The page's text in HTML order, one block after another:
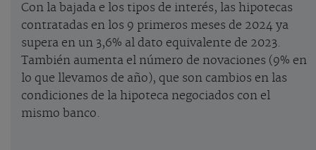
Con la bajada e los tipos de interés, las hipotecas
contratadas en los 9 primeros meses de 2024 ya
supera en un 3,6% al dato equivalente de 2023.
También aumenta el número de novaciones (9% en
lo que llevamos de año), que son cambios en las
condiciones de la hipoteca negociados con el
mismo banco.